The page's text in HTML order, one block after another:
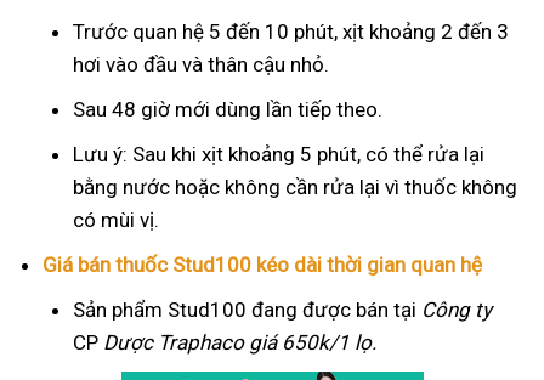
Trước quan hệ 5 đến 10 phút, xịt khoảng 2 đến 3
hơi vào đầu và thân cậu nhỏ.
Sau 48 giờ mới dùng lần tiếp theo.
Lưu ý: Sau khi xịt khoảng 5 phút, có thể rửa lại
bằng nước hoặc không cần rửa lại vì thuốc không
có mùi vị.
Giá bán thuốc Stud100 kéo dài thời gian quan hệ
Sản phẩm Stud100 đang được bán tại Công ty
CP Dược Traphacogiá 650k/1 lọ.